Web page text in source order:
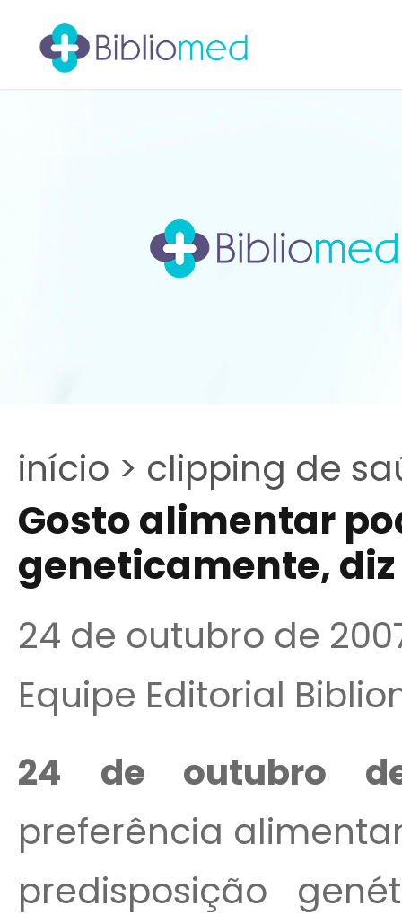
início > clipping de
Gosto alimentar
geneticamente,
24 de outubro de
Equipe Editorial
24 de outubro
preferência
predisposição